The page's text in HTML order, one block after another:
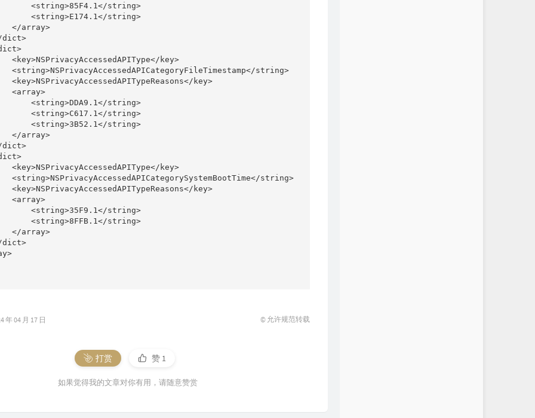
<string>85F4.1</string>
<string>E174.1</string>
</array>
dict>
<key>NSPrivacyAccessedAPIType</key>
<string>NSPrivacyAccessedAPICategoryFileTimestamp</string>
<key>NSPrivacyAccessedAPITypeReasons</key>
<array>
<string>DDA9.1</string>
<string>C617.1</string>
<string>3B52.1</string>
</array>
dict>
<key>NSPrivacyAccessedAPIType</key>
<string>NSPrivacyAccessedAPICategorySystemBootTime</string>
<key>NSPrivacyAccessedAPITypeReasons</key>
<array>
<string>35F9.1</string>
<string>8FFB.1</string>
</array>
dict>
年 04 月 17 日 © 允许规范转载
打赏 赞 1
如果觉得我的文章对你有用，请随意赞赏